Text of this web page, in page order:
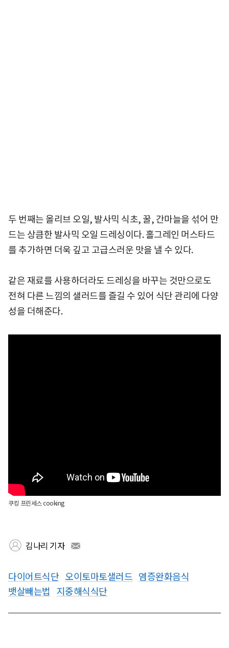
두 번째는 올리브 오일, 발사믹 식초, 꿀, 간마늘을 섞어 만
드는 상큼한 발사믹 오일 드레싱이다. 홀그레인 머스타드
를 추가하면 더욱 깊고 고급스러운 맛을 낼 수 있다.
같은 재료를 사용하더라도 드레싱을 바꾸는 것만으로도
전혀 다른 느낌의 샐러드를 즐길 수 있어 식단 관리에 다양
성을 더해준다.
쿠킹 프린세스 cooking
김나리 기자
다이어트식단 오이토마토샐러드 염증완화음식
뱃살빼는법 지중해식식단